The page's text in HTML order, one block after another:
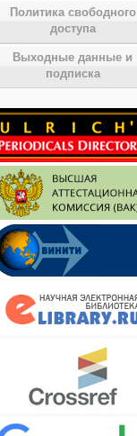
Политика свободного
доступа
Выходные данные и
подписка